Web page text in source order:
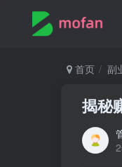
首页 副
揭秘